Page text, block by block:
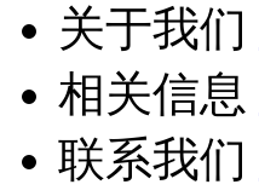
关于我们
相关信息
联系我们